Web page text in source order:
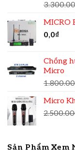
MICRO
0,0₫
Chống
Micro
Micro
Sản Phẩm Xem